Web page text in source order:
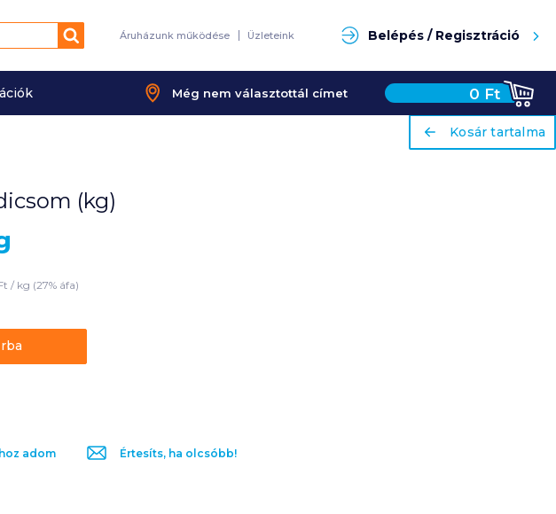
Keresés Áruházunk működése Üzleteink Belépés / Regisztráció
Még nem választottál címet 0 Ft
ariaLabel
Kosár tartalma
(kg)
/ kg (27% áfa)
adom Értesíts, ha olcsóbb!